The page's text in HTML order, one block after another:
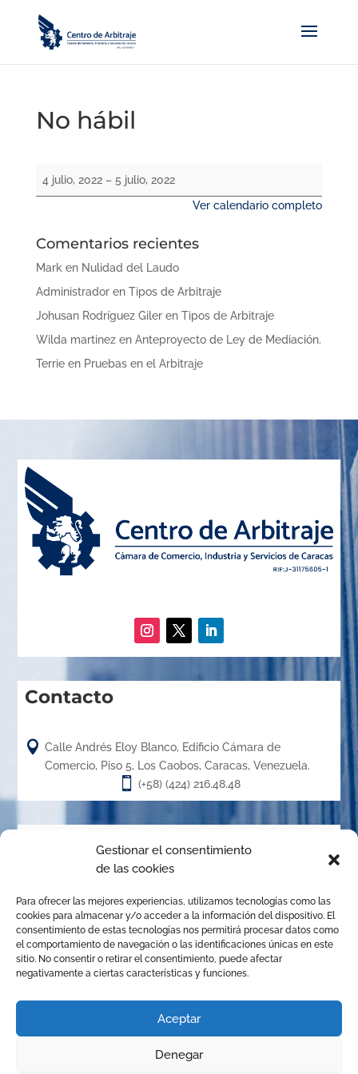
Gestionar el consentimiento
de las cookies
Para ofrecer las mejores experiencias, utilizamos tecnologías como las
cookies para almacenar y/o acceder a la información del dispositivo. El
consentimiento de estas tecnologías nos permitirá procesar datos como
el comportamiento de navegación o las identificaciones únicas en este
sitio. No consentir o retirar el consentimiento, puede afectar
negativamente a ciertas características y funciones.
Aceptar
Denegar
No hábil
4 julio, 2022 – 5 julio, 2022
Ver calendario completo
Comentarios recientes
Mark en Nulidad del Laudo
Administradoren Tipos de Arbitraje
Johusan Rodríguez Gileren Tipos de Arbitraje
Wilda martinezen Anteproyecto de Ley de Mediación.
Terrieen Pruebas en el Arbitraje
Contacto
 Calle Andrés Eloy Blanco, Edificio Cámara de
Comercio, Piso 5, Los Caobos, Caracas, Venezuela.
 (+58) (424) 216.48.48
Acerca de
creado en el año 1.989, es un órgano de la Cámara de
Comercio, Industria y Servicios de Caracas, organizado de
conformidad con las disposiciones de la Ley de Arbitraje
Comercial para promover la solución de conflictos
cualquier otro mecanismo alternativo de solución de